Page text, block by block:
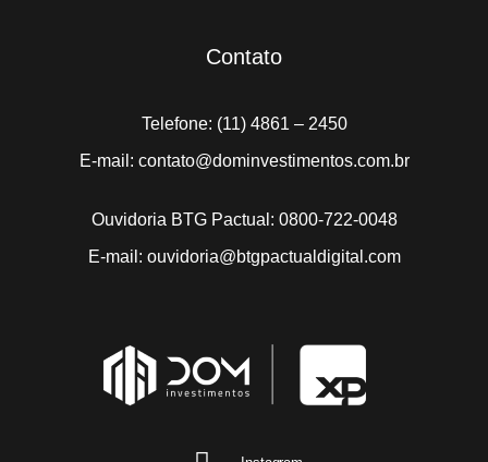
Contato
Telefone: (11) 4861 – 2450
E-mail: contato@dominvestimentos.com.br
Ouvidoria BTG Pactual: 0800-722-0048
E-mail: ouvidoria@btgpactualdigital.com